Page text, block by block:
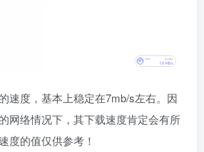
速度，基本上稳定在7mb/s左右。因
网络情况下，其下载速度肯定会有所
度的值仅供参考！